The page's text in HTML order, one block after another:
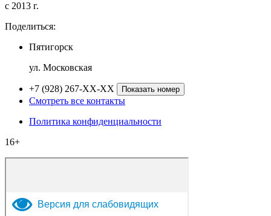
c 2013 г.
Поделиться:
Пятигорск
ул. Московская
+7 (928) 267-XX-XX Показать номер
Смотреть все контакты
Политика конфиденциальности
16+